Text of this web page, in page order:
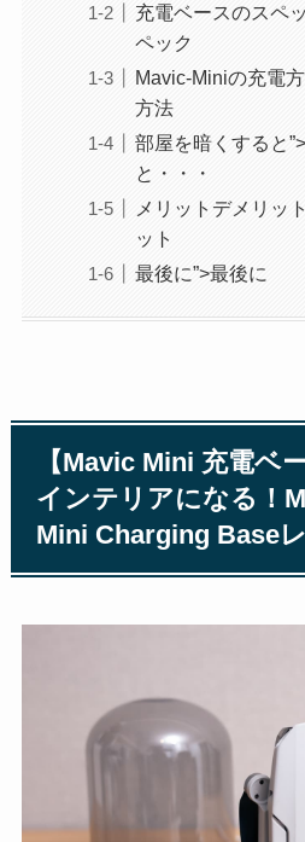
充電ベースのスペ
ペック
Mavic-Miniの充電
方法
部屋を暗くすると
と・・・
メリットデメリッ
ット
最後に”>最後に
【Mavic Mini 充電ベ
インテリアになる！
Mini Charging Base